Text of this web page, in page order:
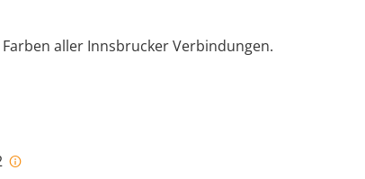
aller Innsbrucker Verbindungen.